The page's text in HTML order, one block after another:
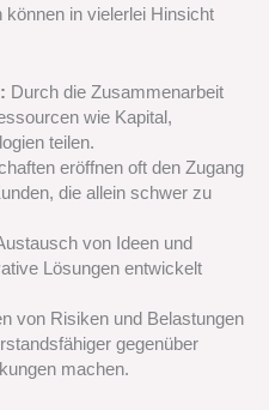
in vielerlei Hinsicht
Durch die Zusammenarbeit
wie Kapital,
teilen.
eröffnen oft den Zugang
die allein schwer zu
von Ideen und
Lösungen entwickelt
von Risiken und Belastungen
gegenüber
machen.